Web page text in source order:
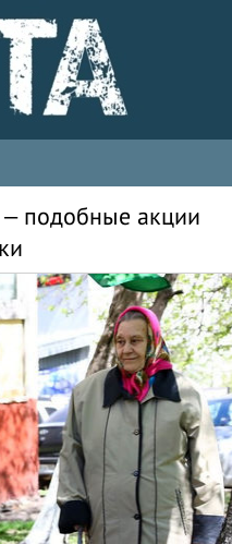
подобные акции